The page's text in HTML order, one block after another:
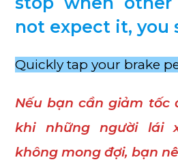
not expect it, you
Quickly tap your brake
Nếu bạn cần giảm tốc
khi những người lái
không mong đợi, bạn